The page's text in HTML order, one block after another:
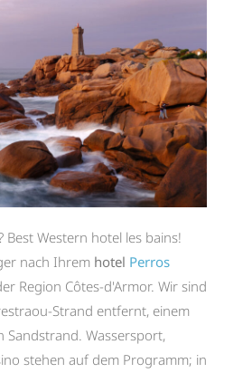
Best Western hotel les bains!
nach Ihrem hotel Perros
Region Côtes-d'Armor. Wir sind
Strand entfernt, einem
Sandstrand. Wassersport,
stehen auf dem Programm; in